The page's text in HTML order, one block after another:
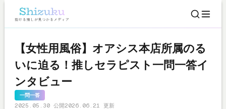
【女性用風俗】オアシス本店所属のる
いに迫る！推しセラピスト一問一答イ
ンタビュー
一問一答
2025.05.30 公開2026.06.21 更新